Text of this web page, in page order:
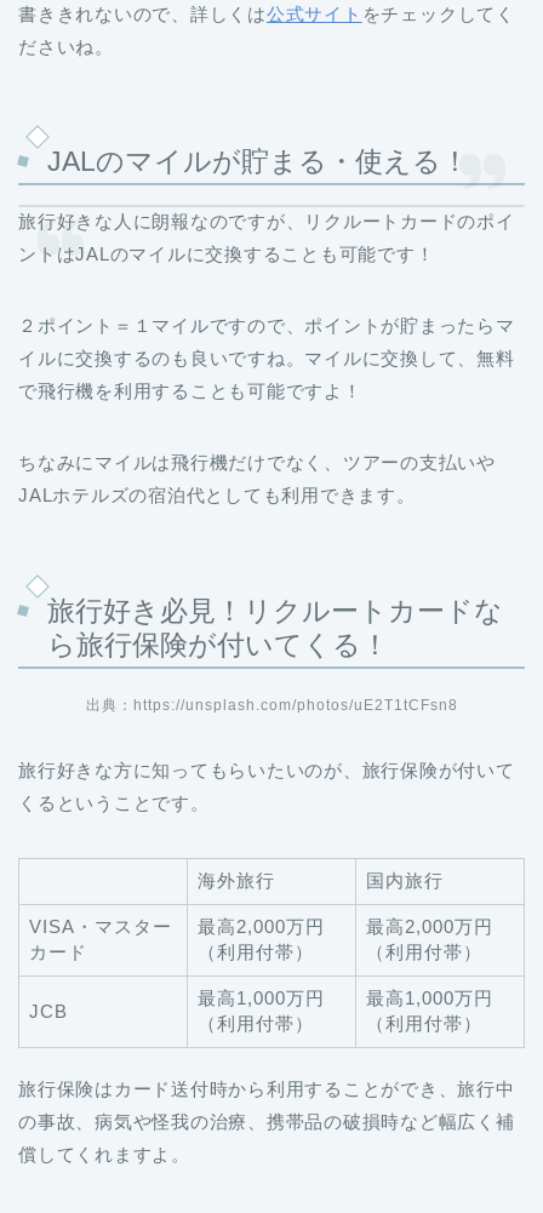
書ききれないので、詳しくは公式サイト をチェックしてく
ださいね。
JALのマイルが貯まる・使える！
旅行好きな人に朗報なのですが、リクルートカードのポイ
ントはJALのマイルに交換することも可能です！
２ポイント＝１マイルですので、ポイントが貯まったらマ
イルに交換するのも良いですね。マイルに交換して、無料
で飛行機を利用することも可能ですよ！
ちなみにマイルは飛行機だけでなく、ツアーの支払いや
JALホテルズの宿泊代としても利用できます。
旅行好き必見！リクルートカードな
ら旅行保険が付いてくる！
出典：https://unsplash.com/photos/uE2T1tCFsn8
旅行好きな方に知ってもらいたいのが、旅行保険が付いて
くるということです。
海外旅行 国内旅行
VISA・マスター
カード
最高2,000万円
（利用付帯）
最高2,000万円
（利用付帯）
JCB
最高1,000万円
（利用付帯）
最高1,000万円
（利用付帯）
旅行保険はカード送付時から利用することができ、旅行中
の事故、病気や怪我の治療、携帯品の破損時など幅広く補
償してくれますよ。